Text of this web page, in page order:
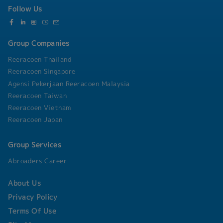
Follow Us
Group Companies
Reeracoen Thailand
Reeracoen Singapore
Agensi Pekerjaan Reeracoen Malaysia
Reeracoen Taiwan
Reeracoen Vietnam
Reeracoen Japan
Group Services
Abroaders Career
About Us
Privacy Policy
Terms Of Use